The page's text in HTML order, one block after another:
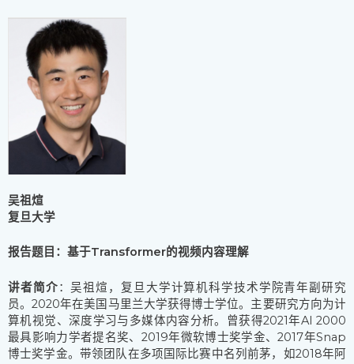
吴祖煊
复旦大学
报告题目：基于Transformer的视频内容理解
讲者简介：吴祖煊，复旦大学计算机科学技术学院青年副研究
员。2020年在美国马里兰大学获得博士学位。主要研究方向为计
算机视觉、深度学习与多媒体内容分析。曾获得2021年AI 2000
最具影响力学者提名奖、2019年微软博士奖学金、2017年Snap
博士奖学金。带领团队在多项国际比赛中名列前茅，如2018年阿